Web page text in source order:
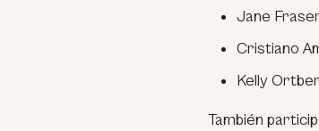
Jane
Cristiano
Kelly
También